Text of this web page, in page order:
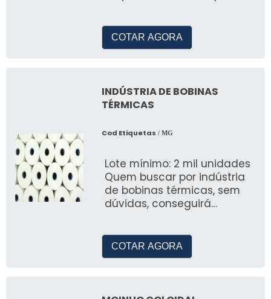
encontrar&
COTAR AGORA
INDÚSTRIA DE BOBINAS
TÉRMICAS
Cod Etiquetas / MG
Lote mínimo: 2 mil unidades
Quem buscar por indústria
de bobinas térmicas, sem
dúvidas, conseguirá
COTAR AGORA